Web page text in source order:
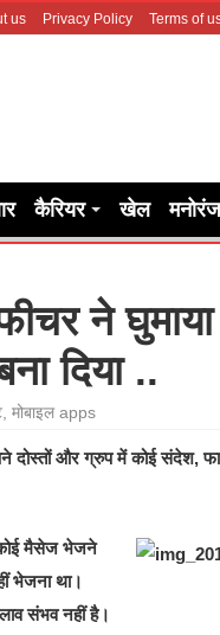
us Privacy Policy Terms of
कैरियर खेल
ने
दिया ..
, मोबाइल apps
दोस्‍तों और ग्रुप में कोई संदेश,
मैसेज भेजने
भेजना था।
संभव नहीं है।